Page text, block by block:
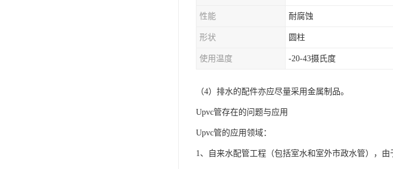
性能 耐腐蚀
形状 圆柱
使用温度 -20-43摄氏度
（4）排水的配件亦应尽量采用金属制品。
Upvc管存在的问题与应用
Upvc管的应用领域：
1、自来水配管工程（包括室水和室外市政水管），